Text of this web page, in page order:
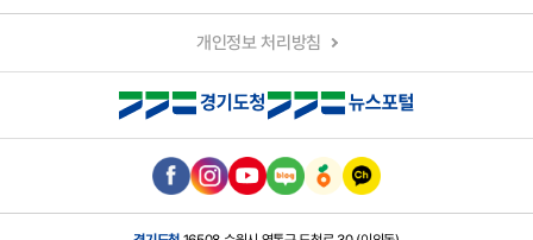
개인정보 처리방침